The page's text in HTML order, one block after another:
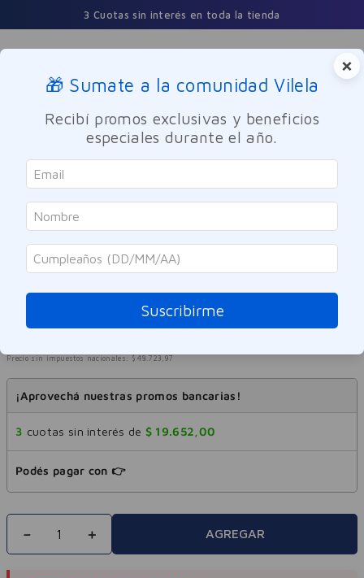
3 Cuotas sin interés en toda la tienda
Buscar
Nutricion y Deporte Suplemento Vitamínico
Valcatil
Valcatil Max 90 Cápsulas Blandas
Referencia
58.956 $ 98.260
Precio sin impuestos nacionales: $ 48 .723 , 97
¡Aprovechá nuestras promos bancarias!
3 cuotas sin interés de $ 19.652,00
Podés pagar con 👉
＋
－ AGREGAR
×
🎁 Sumate a la comunidad Vilela
Recibí promos exclusivas y beneficios
especiales durante el año.
Suscribirme